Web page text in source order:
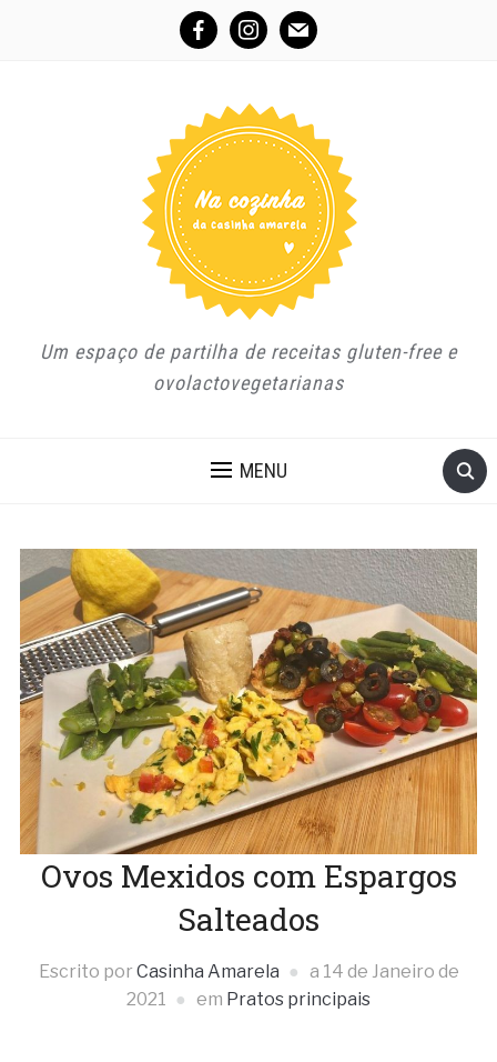
facebookinstagrammail
Um espaço de partilha de receitas gluten-free e
ovolactovegetarianas
MENU
Ovos Mexidos com Espargos
Salteados
Escrito por Casinha Amarela a 14 de Janeiro de
2021
em Pratos principais